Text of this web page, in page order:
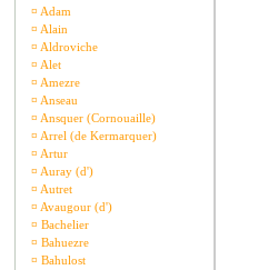
¤ Adam
¤ Alain
¤ Aldroviche
¤ Alet
¤ Amezre
¤ Anseau
¤ Ansquer (Cornouaille)
¤ Arrel (de Kermarquer)
¤ Artur
¤ Auray (d')
¤ Autret
¤ Avaugour (d')
¤ Bachelier
¤ Bahuezre
¤ Bahulost